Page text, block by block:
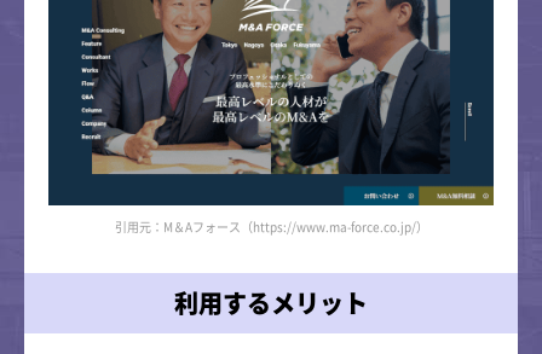
引用元：M＆Aフォース（https://www.ma-force.co.jp/）
利用するメリット